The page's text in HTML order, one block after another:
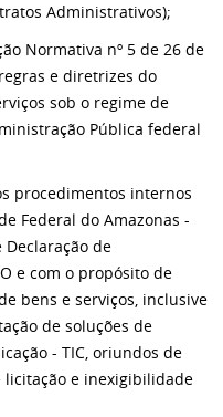
Administrativos);
Normativa nº 5 de 26 de
e diretrizes do
sob o regime de
Pública federal
procedimentos internos
Federal do Amazonas -
Declaração de
e com o propósito de
bens e serviços, inclusive
de soluções de
- TIC, oriundos de
licitação e inexigibilidade